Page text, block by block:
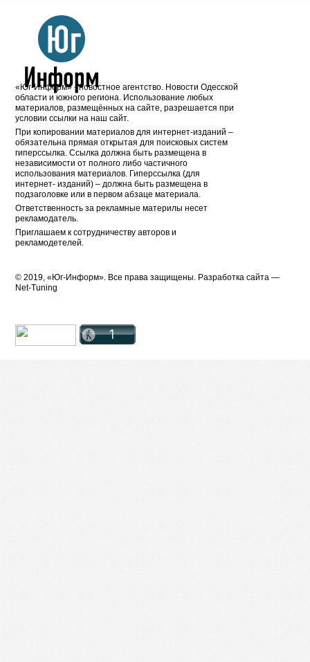
«Юг-Информ» - новостное агентство. Новости Одесской
области и южного региона. Использование любых
материалов, размещённых на сайте, разрешается при
условии ссылки на наш сайт.
При копировании материалов для интернет-изданий –
обязательна прямая открытая для поисковых систем
гиперссылка. Ссылка должна быть размещена в
независимости от полного либо частичного
использования материалов. Гиперссылка (для
интернет- изданий) – должна быть размещена в
подзаголовке или в первом абзаце материала.
Ответственность за рекламные материлы несет
рекламодатель.
Приглашаем к сотрудничеству авторов и
рекламодетелей.
© 2019, «Юг-Информ». Все права защищены. Разработка cайта —
Net-Tuning